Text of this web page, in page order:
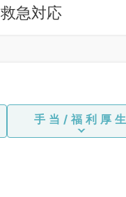
救急対応
手当/福利厚生